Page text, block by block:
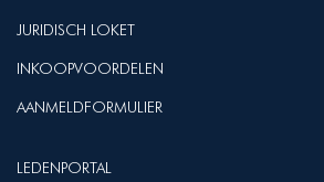
JURIDISCH LOKET
INKOOPVOORDELEN
AANMELDFORMULIER
LEDENPORTAL